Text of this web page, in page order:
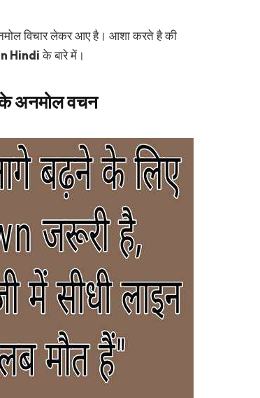
विचार लेकर आए है। आशा करते है की
Hindiके बारे में।
अनमोल वचन